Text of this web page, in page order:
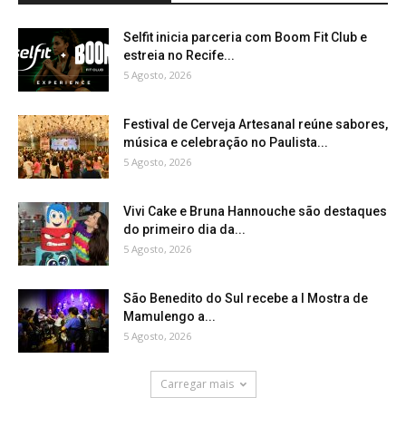
Selfit inicia parceria com Boom Fit Club e
estreia no Recife...
5 Agosto, 2026
Festival de Cerveja Artesanal reúne sabores,
música e celebração no Paulista...
5 Agosto, 2026
Vivi Cake e Bruna Hannouche são destaques
do primeiro dia da...
5 Agosto, 2026
São Benedito do Sul recebe a I Mostra de
Mamulengo a...
5 Agosto, 2026
Carregar mais